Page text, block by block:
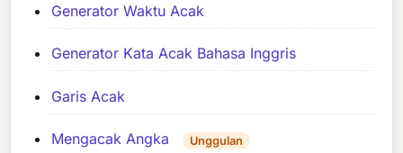
Generator Waktu Acak
Generator Kata Acak Bahasa Inggris
Garis Acak
Mengacak Angka Unggulan